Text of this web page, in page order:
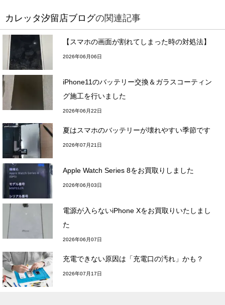
カレッタ汐留店ブログの関連記事
【スマホの画面が割れてしまった時の対処法】
2026年06月06日
iPhone11のバッテリー交換＆ガラスコーティン
グ施工を行いました
2026年06月22日
夏はスマホのバッテリーが壊れやすい季節です
2026年07月21日
Apple Watch Series 8をお買取りしました
2026年06月03日
電源が入らないiPhone Xをお買取りいたしまし
た
2026年06月07日
充電できない原因は「充電口の汚れ」かも？
2026年07月17日